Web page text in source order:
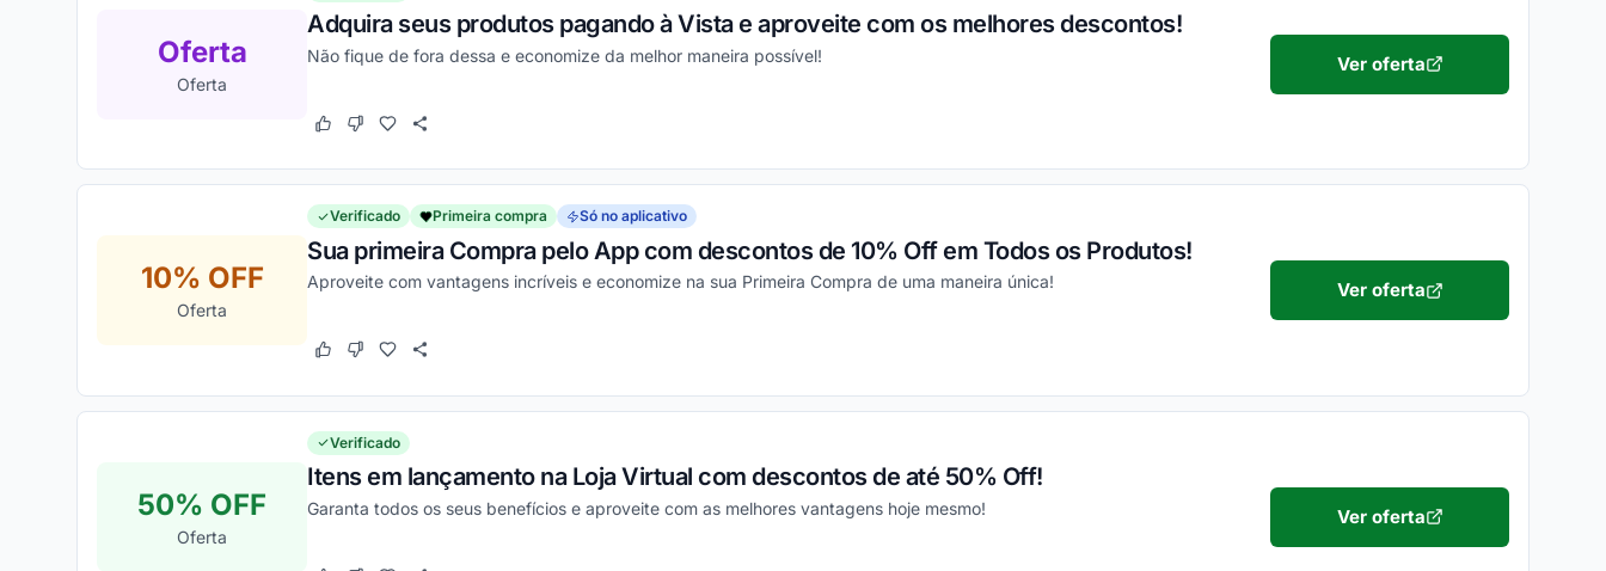
Oferta
Oferta
Adquira seus produtos pagando à Vista e aproveite com os melhores descontos!
Não fique de fora dessa e economize da melhor maneira possível!
Este cupom funcionou
Este cupom não funcionou
Ver oferta
10% OFF
Oferta
Verificado Primeira compra Só no aplicativo
Sua primeira Compra pelo App com descontos de 10% Off em Todos os Produtos!
Aproveite com vantagens incríveis e economize na sua Primeira Compra de uma maneira única!
Este cupom funcionou
Este cupom não funcionou
Ver oferta
50% OFF
Oferta
Verificado
Itens em lançamento na Loja Virtual com descontos de até 50% Off!
Garanta todos os seus benefícios e aproveite com as melhores vantagens hoje mesmo! Ver oferta